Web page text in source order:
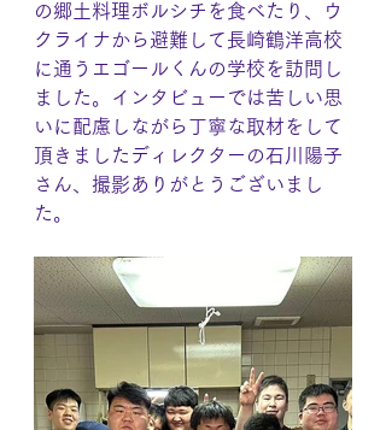
の郷土料理ボルシチを食べたり、ウ
クライナから避難して長崎鶴洋高校
に通うエゴールくんの学校を訪問し
ました。インタビューでは苦しい思
いに配慮しながら丁寧な取材をして
頂きましたディレクターの石川陽子
さん、撮影ありがとうございまし
た。